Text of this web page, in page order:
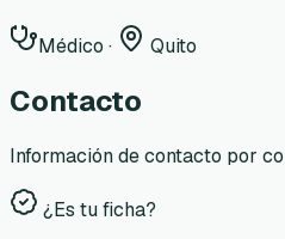
Médico · Quito
Contacto
Información de contacto por
¿Es tu ficha?